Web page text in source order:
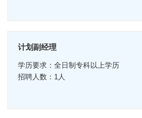
计划副经理
学历要求：全日制专科以上学历
招聘人数：1人